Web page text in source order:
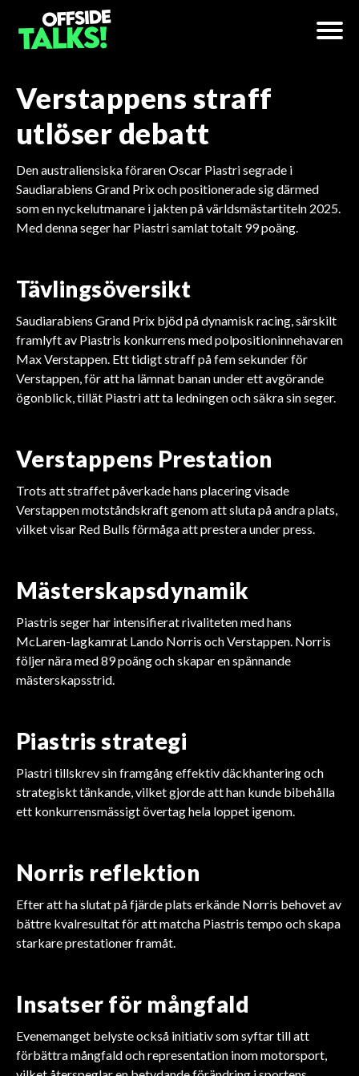
Verstappens straff
utlöser debatt
Den australiensiska föraren Oscar Piastri segrade i
Saudiarabiens Grand Prix och positionerade sig därmed
som en nyckelutmanare i jakten på världsmästartiteln 2025.
Med denna seger har Piastri samlat totalt 99 poäng.
Tävlingsöversikt
Saudiarabiens Grand Prix bjöd på dynamisk racing, särskilt
framlyft av Piastris konkurrens med polpositioninnehavaren
Max Verstappen. Ett tidigt straff på fem sekunder för
Verstappen, för att ha lämnat banan under ett avgörande
ögonblick, tillät Piastri att ta ledningen och säkra sin seger.
Verstappens Prestation
Trots att straffet påverkade hans placering visade
Verstappen motståndskraft genom att sluta på andra plats,
vilket visar Red Bulls förmåga att prestera under press.
Mästerskapsdynamik
Piastris seger har intensifierat rivaliteten med hans
McLaren-lagkamrat Lando Norris och Verstappen. Norris
följer nära med 89 poäng och skapar en spännande
mästerskapsstrid.
Piastris strategi
Piastri tillskrev sin framgång effektiv däckhantering och
strategiskt tänkande, vilket gjorde att han kunde bibehålla
ett konkurrensmässigt övertag hela loppet igenom.
Norris reflektion
Efter att ha slutat på fjärde plats erkände Norris behovet av
bättre kvalresultat för att matcha Piastris tempo och skapa
starkare prestationer framåt.
Insatser för mångfald
Evenemanget belyste också initiativ som syftar till att
förbättra mångfald och representation inom motorsport,